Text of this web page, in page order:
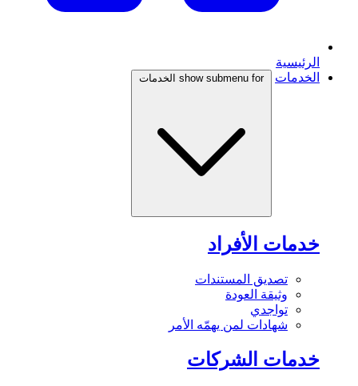
الرئيسية
الخدمات
show submenu for الخدمات
خدمات الأفراد
تصديق المستندات
وثيقة العودة
تواجدي
شهادات لمن يهمّه الأمر
خدمات الشركات